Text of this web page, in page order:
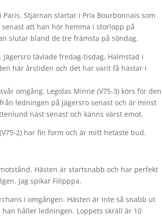
Stjärnan startar i Prix Bourbonnais som
att han hör hemma i storlopp på
slutar bland de tre främsta på söndag.
tävlade fredag-tisdag, Halmstad i
här årstiden och det har varit få hästar i
omgång. Legolas Minne (V75-3) körs för den
ledningen på Jägersro senast och är minst
näst senast och känns värst emot.
2) har fin form och är mitt hetaste bud.
Hästen är startsnabb och har perfekt
Jag spikar Filipppa.
i omgången. Hästen är inte så snabb ut
håller ledningen. Loppets skräll är 10